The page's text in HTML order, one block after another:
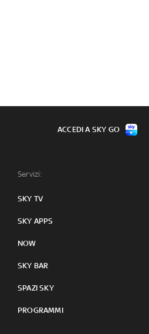
Servizi:
SKY TV
SKY APPS
NOW
SKY BAR
SPAZI SKY
PROGRAMMI
ACCEDI A SKY GO